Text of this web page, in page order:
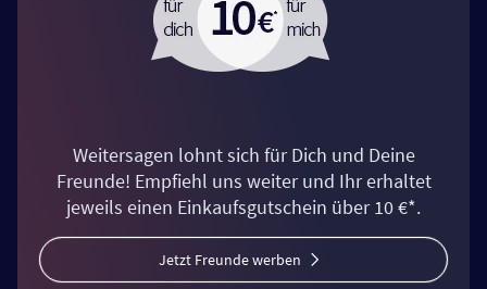
Weitersagen lohnt sich für Dich und Deine
Freunde! Empfiehl uns weiter und Ihr erhaltet
jeweils einen Einkaufsgutschein über 10 €*.
Jetzt Freunde werben